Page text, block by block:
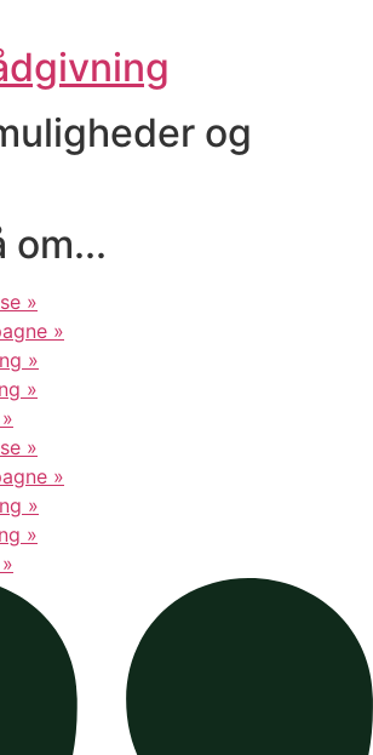
og
om...
»
»
»
»
»
»
»
»